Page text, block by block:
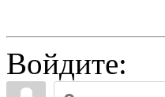
Войдите: